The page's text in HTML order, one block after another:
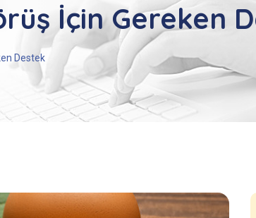
İçin Gereken
Destek